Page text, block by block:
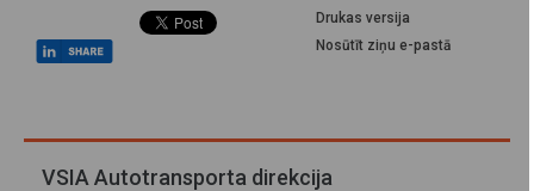
Drukas versija
Nosūtīt ziņu e-pastā
VSIA Autotransporta direkcija